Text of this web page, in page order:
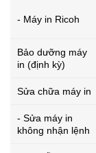
- Máy in Ricoh
Bảo dưỡng máy
in (định kỳ)
Sửa chữa máy in
- Sửa máy in
không nhận lệnh